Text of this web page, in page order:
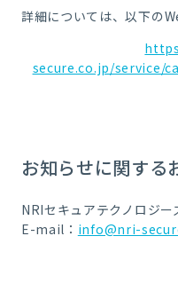
詳細については、以下の
secure.co.jp/service/
お知らせに関する
NRIセキュアテクノロジ
E-mail： info@nri-